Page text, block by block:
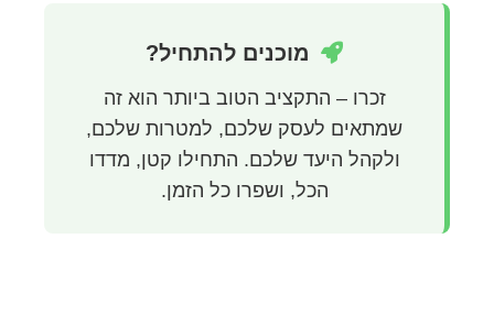
מוכנים להתחיל?
זכרו – התקציב הטוב ביותר הוא זה
שמתאים לעסק שלכם, למטרות שלכם,
ולקהל היעד שלכם. התחילו קטן, מדדו
הכל, ושפרו כל הזמן.